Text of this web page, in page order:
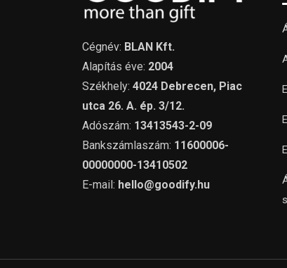
Cégnév: BLAN Kft.
Alapítás éve: 2004
Székhely: 4024 Debrecen, Piac
utca 26. A. ép. 3/12.
Adószám: 13413543-2-09
Bankszámlaszám: 11600006-
00000000-13410502
E-mail: hello@goodify.hu